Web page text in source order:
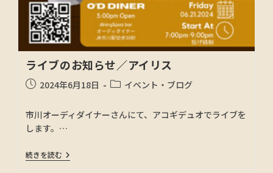
ライブのお知らせ／アイリス
2024年6月18日 イベント・ブログ
市川オーディダイナーさんにて、アコギデュオでライブを
します。…
続きを読む